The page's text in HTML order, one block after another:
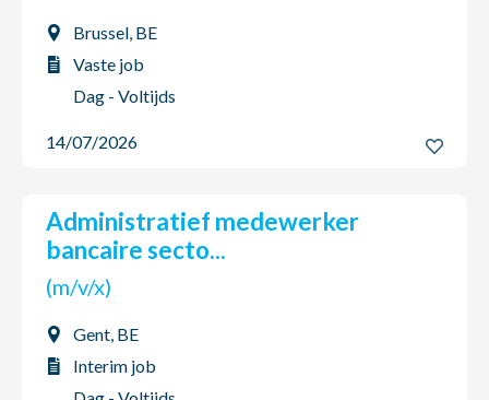
Brussel, BE
Vaste job
Dag - Voltijds
14/07/2026
Administratief medewerker
bancaire secto...
(m/v/x)
Gent, BE
Interim job